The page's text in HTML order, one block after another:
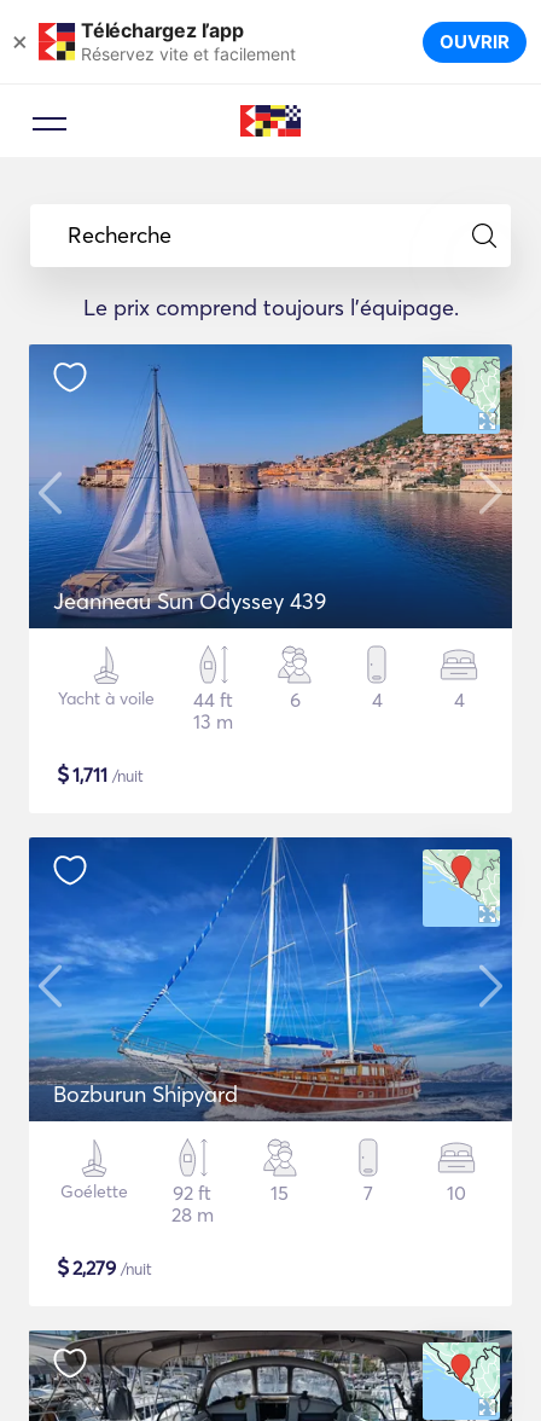
× Téléchargez l’app
Réservez vite et facilement OUVRIR
Recherche
Le prix comprend toujours l'équipage.
Jeanneau Sun Odyssey 439
Yacht à voile
44 ft
13 m
6 4 4
$1,711 /nuit
Bozburun Shipyard
Goélette
92 ft
28 m
15 7 10
$2,279 /nuit